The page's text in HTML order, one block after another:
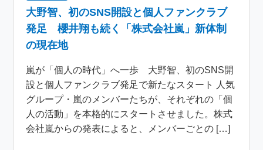
大野智、初のSNS開設と個人ファンクラブ
発足 櫻井翔も続く「株式会社嵐」新体制
の現在地
嵐が「個人の時代」へ一歩 大野智、初のSNS開
設と個人ファンクラブ発足で新たなスタート 人気
グループ・嵐のメンバーたちが、それぞれの「個
人の活動」を本格的にスタートさせました。株式
会社嵐からの発表によると、メンバーごとの […]